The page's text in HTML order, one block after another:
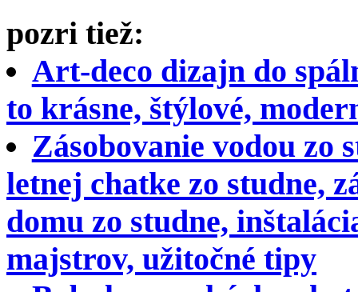
pozri tiež:
Art-deco dizajn do
to krásne, štýlové,
Zásobovanie vodou zo
letnej chatke zo studne,
domu zo studne,
majstrov, užitočné tipy